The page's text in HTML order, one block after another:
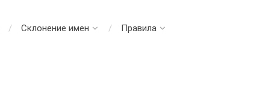
Склонение имен Правила